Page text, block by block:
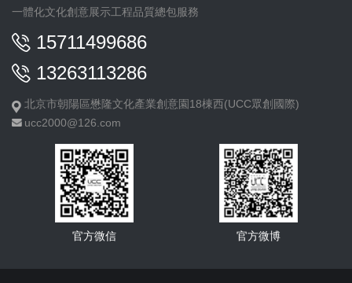
一體化文化創意展示工程品質總包服務
15711499686
13263113286
北京市朝陽區懋隆文化產業創意園18棟西(UCC眾創國際)
ucc2000@126.com
官方微信 官方微博